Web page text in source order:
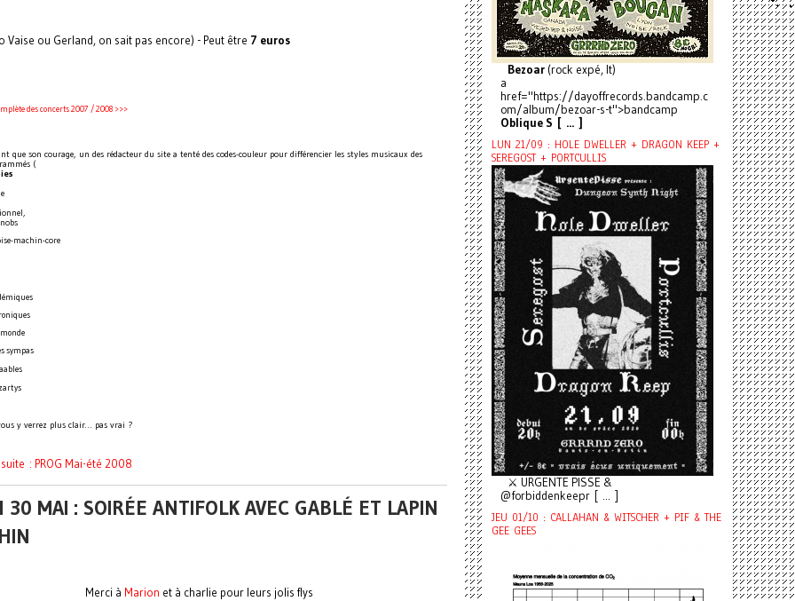
Vaise ou Gerland, on sait pas encore) - Peut être 7 euros
des concerts 2007 / 2008 >>>
que son courage, un des rédacteur du site a tenté des codes-couleur pour différencier les styles musicaux des
(
machin-core
sympas
y verrez plus clair… pas vrai ?
: PROG Mai-été 2008
30 MAI : SOIRÉE ANTIFOLK AVEC GABLÉ ET LAPIN
Merci à Marion et à charlie pour leurs jolis flys
Bezoar (rock expé, It)
a
href="https://dayoffrecords.bandcamp.c
om/album/bezoar-s-t">bandcamp
Oblique S [ ... ]
LUN 21/09 : HOLE DWELLER + DRAGON KEEP +
SEREGOST + PORTCULLIS
⚔️ URGENTE PISSE &
@forbiddenkeepr [ ... ]
JEU 01/10 : CALLAHAN & WITSCHER + PIF & THE
GEE GEES